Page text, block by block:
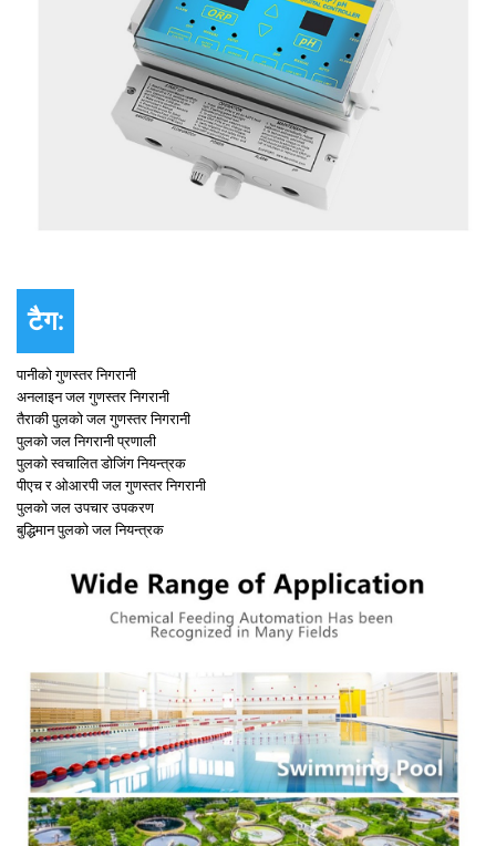
टैग:
पानीको गुणस्तर निगरानी
अनलाइन जल गुणस्तर निगरानी
तैराकी पुलको जल गुणस्तर निगरानी
पुलको जल निगरानी प्रणाली
पुलको स्वचालित डोजिंग नियन्त्रक
पीएच र ओआरपी जल गुणस्तर निगरानी
पुलको जल उपचार उपकरण
बुद्धिमान पुलको जल नियन्त्रक